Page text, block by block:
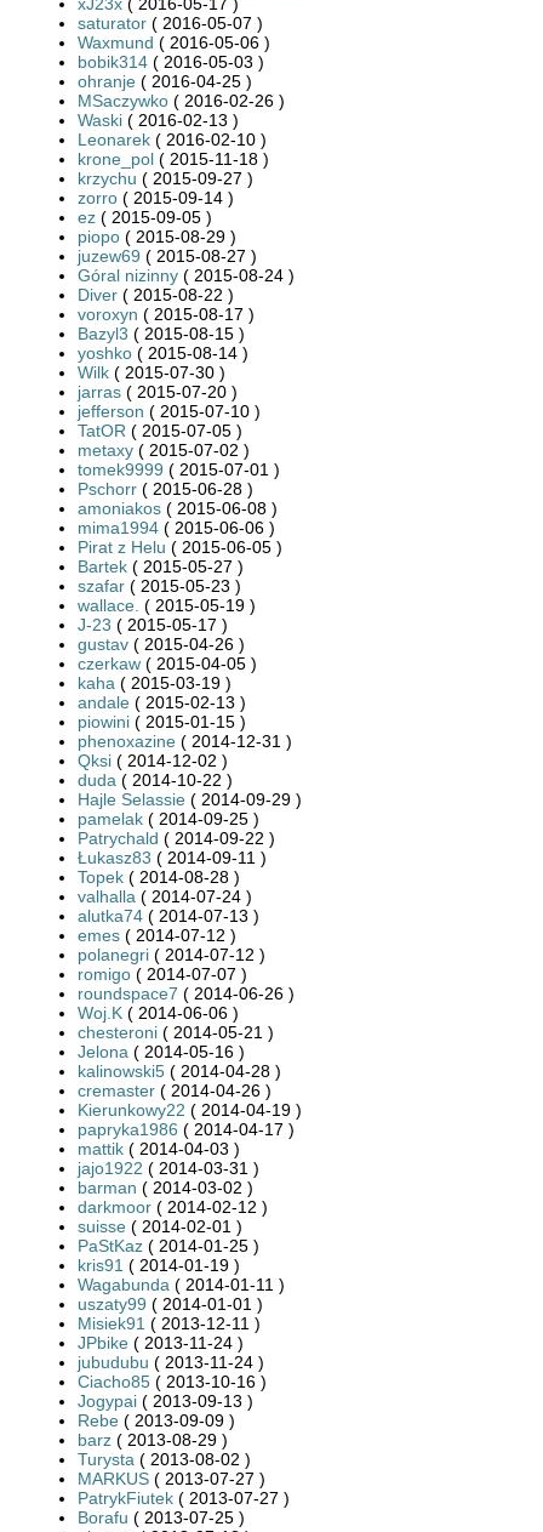
saturator ( 2016-05-07 )
Waxmund ( 2016-05-06 )
bobik314 ( 2016-05-03 )
ohranje ( 2016-04-25 )
MSaczywko ( 2016-02-26 )
Waski ( 2016-02-13 )
Leonarek ( 2016-02-10 )
krone_pol ( 2015-11-18 )
krzychu ( 2015-09-27 )
zorro ( 2015-09-14 )
ez ( 2015-09-05 )
piopo ( 2015-08-29 )
juzew69 ( 2015-08-27 )
Góral nizinny ( 2015-08-24 )
Diver ( 2015-08-22 )
voroxyn ( 2015-08-17 )
Bazyl3 ( 2015-08-15 )
yoshko ( 2015-08-14 )
Wilk ( 2015-07-30 )
jarras ( 2015-07-20 )
jefferson ( 2015-07-10 )
TatOR ( 2015-07-05 )
metaxy ( 2015-07-02 )
tomek9999 ( 2015-07-01 )
Pschorr ( 2015-06-28 )
amoniakos ( 2015-06-08 )
mima1994 ( 2015-06-06 )
Pirat z Helu ( 2015-06-05 )
Bartek ( 2015-05-27 )
szafar ( 2015-05-23 )
wallace. ( 2015-05-19 )
J-23 ( 2015-05-17 )
gustav ( 2015-04-26 )
czerkaw ( 2015-04-05 )
kaha ( 2015-03-19 )
andale ( 2015-02-13 )
piowini ( 2015-01-15 )
phenoxazine ( 2014-12-31 )
Qksi ( 2014-12-02 )
duda ( 2014-10-22 )
Hajle Selassie ( 2014-09-29 )
pamelak ( 2014-09-25 )
Patrychald ( 2014-09-22 )
Łukasz83 ( 2014-09-11 )
Topek ( 2014-08-28 )
valhalla ( 2014-07-24 )
alutka74 ( 2014-07-13 )
emes ( 2014-07-12 )
polanegri ( 2014-07-12 )
romigo ( 2014-07-07 )
roundspace7 ( 2014-06-26 )
Woj.K ( 2014-06-06 )
chesteroni ( 2014-05-21 )
Jelona ( 2014-05-16 )
kalinowski5 ( 2014-04-28 )
cremaster ( 2014-04-26 )
Kierunkowy22 ( 2014-04-19 )
papryka1986 ( 2014-04-17 )
mattik ( 2014-04-03 )
jajo1922 ( 2014-03-31 )
barman ( 2014-03-02 )
darkmoor ( 2014-02-12 )
suisse ( 2014-02-01 )
PaStKaz ( 2014-01-25 )
kris91 ( 2014-01-19 )
Wagabunda ( 2014-01-11 )
uszaty99 ( 2014-01-01 )
Misiek91 ( 2013-12-11 )
JPbike ( 2013-11-24 )
jubudubu ( 2013-11-24 )
Ciacho85 ( 2013-10-16 )
Jogypai ( 2013-09-13 )
Rebe ( 2013-09-09 )
barz ( 2013-08-29 )
Turysta ( 2013-08-02 )
MARKUS ( 2013-07-27 )
PatrykFiutek ( 2013-07-27 )
Borafu ( 2013-07-25 )